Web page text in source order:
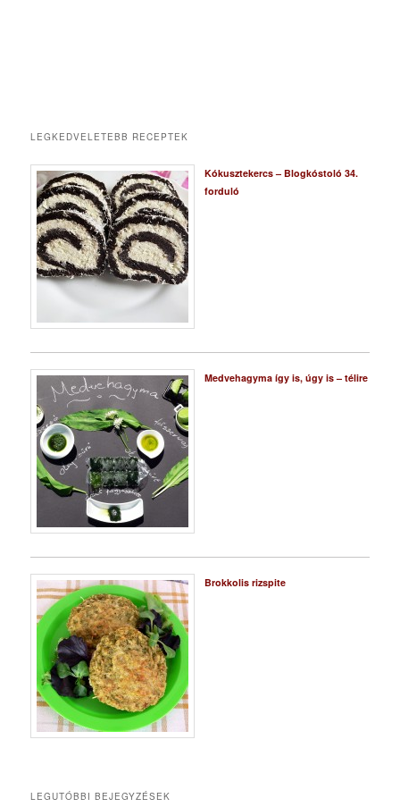
LEGKEDVELETEBB RECEPTEK
Kókusztekercs – Blogkóstoló 34.
forduló
Medvehagyma így is, úgy is – télire
Brokkolis rizspite
LEGUTÓBBI BEJEGYZÉSEK